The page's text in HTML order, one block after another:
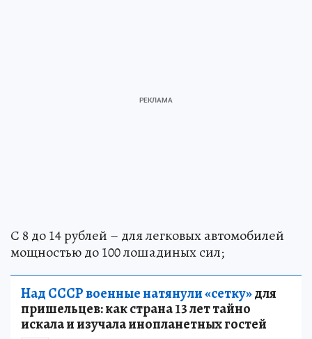
С 8 до 14 рублей – для легковых автомобилей
мощностью до 100 лошадиных сил;
Над СССР военные натянули «сетку»для
пришельцев: как страна 13 лет тайно
искала и изучала инопланетных гостей